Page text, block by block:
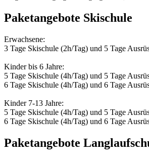
Paketangebote Skischule
Erwachsene:
3 Tage Skischule (2h/Tag) und 5 Tage
Kinder bis 6 Jahre:
5 Tage Skischule (4h/Tag) und 5 Tage
6 Tage Skischule (4h/Tag) und 6 Tage
Kinder 7-13 Jahre:
5 Tage Skischule (4h/Tag) und 5 Tage
6 Tage Skischule (4h/Tag) und 6 Tage
Paketangebote